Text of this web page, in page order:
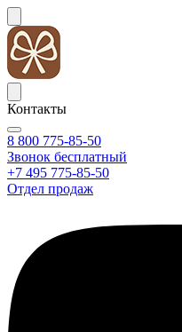
Контакты
8 800 775-85-50
Звонок бесплатный
+7 495 775-85-50
Отдел продаж